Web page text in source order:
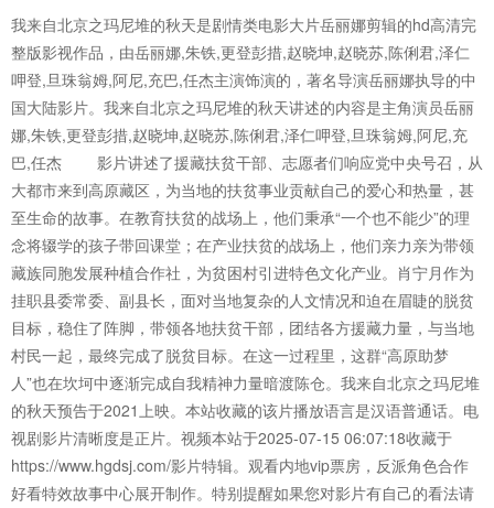
我来自北京之玛尼堆的秋天是剧情类电影大片岳丽娜剪辑的hd高清完
整版影视作品，由岳丽娜,朱铁,更登彭措,赵晓坤,赵晓苏,陈俐君,泽仁
呷登,旦珠翁姆,阿尼,充巴,任杰主演饰演的，著名导演岳丽娜执导的中
国大陆影片。我来自北京之玛尼堆的秋天讲述的内容是主角演员岳丽
娜,朱铁,更登彭措,赵晓坤,赵晓苏,陈俐君,泽仁呷登,旦珠翁姆,阿尼,充
巴,任杰 影片讲述了援藏扶贫干部、志愿者们响应党中央号召，从
大都市来到高原藏区，为当地的扶贫事业贡献自己的爱心和热量，甚
至生命的故事。在教育扶贫的战场上，他们秉承“一个也不能少”的理
念将辍学的孩子带回课堂；在产业扶贫的战场上，他们亲力亲为带领
藏族同胞发展种植合作社，为贫困村引进特色文化产业。肖宁月作为
挂职县委常委、副县长，面对当地复杂的人文情况和迫在眉睫的脱贫
目标，稳住了阵脚，带领各地扶贫干部，团结各方援藏力量，与当地
村民一起，最终完成了脱贫目标。在这一过程里，这群“高原助梦
人”也在坎坷中逐渐完成自我精神力量暗渡陈仓。我来自北京之玛尼堆
的秋天预告于2021上映。本站收藏的该片播放语言是汉语普通话。电
视剧影片清晰度是正片。视频本站于2025-07-15 06:07:18收藏于
https://www.hgdsj.com/影片特辑。观看内地vip票房，反派角色合作
好看特效故事中心展开制作。特别提醒如果您对影片有自己的看法请